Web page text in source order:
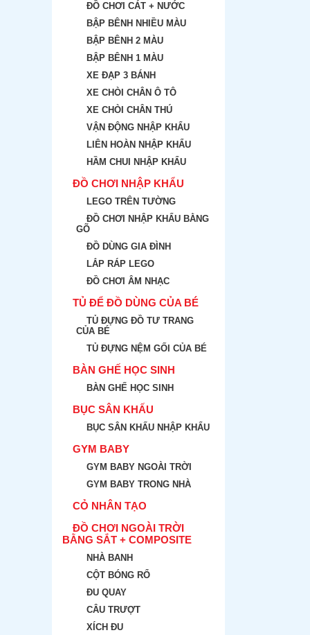
ĐỒ CHƠI CÁT + NƯỚC
BẬP BÊNH NHIỀU MÀU
BẬP BÊNH 2 MÀU
BẬP BÊNH 1 MÀU
XE ĐẠP 3 BÁNH
XE CHÒI CHÂN Ô TÔ
XE CHÒI CHÂN THÚ
VẬN ĐỘNG NHẬP KHẨU
LIÊN HOÀN NHẬP KHẨU
HẦM CHUI NHẬP KHẨU
ĐỒ CHƠI NHẬP KHẨU
LEGO TRÊN TƯỜNG
ĐỒ CHƠI NHẬP KHẨU BẰNG
GÕ
ĐỒ DÙNG GIA ĐÌNH
LẮP RÁP LEGO
ĐỒ CHƠI ÂM NHẠC
TỦ ĐỂ ĐỒ DÙNG CỦA BÉ
TỦ ĐỰNG ĐỒ TƯ TRANG
CỦA BÉ
TỦ ĐỰNG NỆM GỐI CỦA BÉ
BÀN GHẾ HỌC SINH
BÀN GHẾ HỌC SINH
BỤC SÂN KHẤU
BỤC SÂN KHẤU NHẬP KHẨU
GYM BABY
GYM BABY NGOÀI TRỜI
GYM BABY TRONG NHÀ
CỎ NHÂN TẠO
ĐỒ CHƠI NGOÀI TRỜI
BẰNG SẮT + COMPOSITE
NHÀ BANH
CỘT BÓNG RỔ
ĐU QUAY
CÂU TRƯỢT
XÍCH ĐU